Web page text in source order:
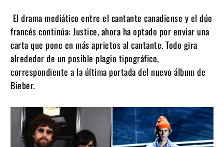
El drama mediático entre el cantante canadiense y el dúo
francés continúa: Justice, ahora ha optado por enviar una
carta que pone en más aprietos al cantante. Todo gira
alrededor de un posible plagio tipográfico,
correspondiente a la última portada del nuevo álbum de
Bieber.